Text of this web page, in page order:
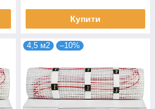
Купити
4,5 м2 –10%